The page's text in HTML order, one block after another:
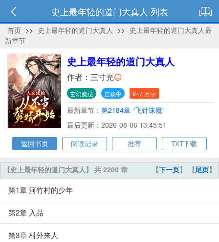
史上最年轻的道门大真人 列表
首页 >> 史上最年轻的道门大真人 >> 史上最年轻的道门大真人最
新章节
史上最年轻的道门大真人
作者： 三寸光
玄幻魔法 连载中 947 万字
最新章节： 第2184章 “飞针诛魔”
最后更新：2026-08-06 13:45:51
返回书页
阅读记录 推荐 TXT下载
【下一页】 【尾页】
【史上最年轻的道门大真人】 共 2200 章
第1章 河竹村的少年
第2章 入品
第3章 村外来人